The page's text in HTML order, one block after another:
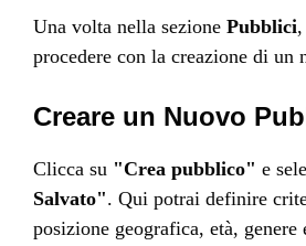
Una volta nella sezione Pubblici
procedere con la creazione di un
Creare un Nuovo
Clicca su "Crea pubblico" e
Salvato". Qui potrai definire
posizione geografica, età, genere